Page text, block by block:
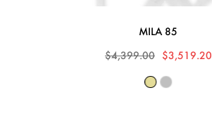
MILA 85
$4,399.00 $3,519.20